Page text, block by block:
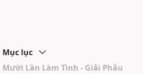
Mục lục
Mười Lần Làm Tình - Giải Phẫu